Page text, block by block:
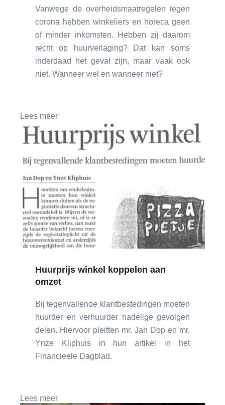
Vanwege de overheidsmaatregelen tegen
corona hebben winkeliers en horeca geen
of minder inkomsten. Hebben zij daarom
recht op huurverlaging? Dat kan soms
inderdaad het geval zijn, maar vaak ook
niet. Wanneer wel en wanneer niet?
Lees meer
Huurprijs winkel koppelen aan
omzet
Bij tegenvallende klantbestedingen moeten
huurder en verhuurder nadelige gevolgen
delen. Hiervoor pleitten mr. Jan Dop en mr.
Ynze Kliphuis in hun artikel in het
Financieele Dagblad.
Lees meer